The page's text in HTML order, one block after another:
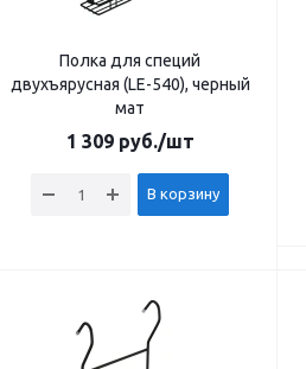
Полка для специй
двухъярусная (LE-540), черный
мат
1 309руб./шт
В корзину